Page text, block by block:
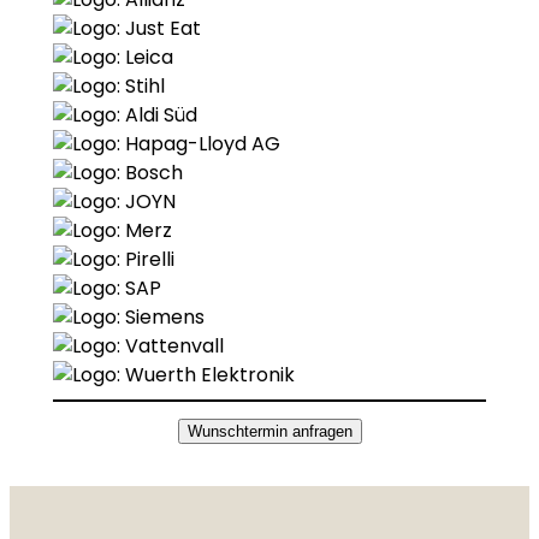
Wunschtermin anfragen